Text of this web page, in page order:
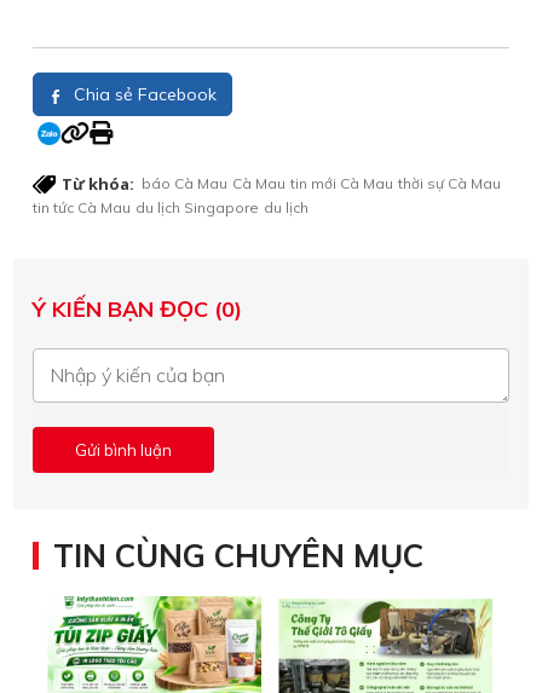
Chia sẻ Facebook
Từ khóa: báo Cà Mau Cà Mau tin mới Cà Mau thời sự Cà Mau
tin tức Cà Mau du lịch Singapore du lịch
Ý KIẾN BẠN ĐỌC (0)
TIN CÙNG CHUYÊN MỤC